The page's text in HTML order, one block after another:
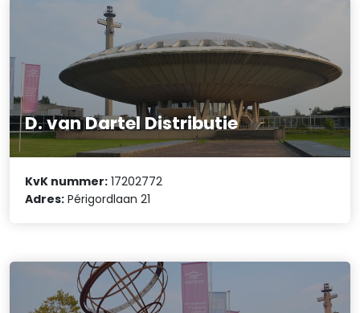
D. van Dartel Distributie
KvK nummer: 17202772
Adres: Périgordlaan 21